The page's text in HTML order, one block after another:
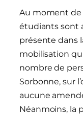
Au moment de
étudiants sont
présente dans
mobilisation
nombre de
Sorbonne, sur
aucune
Néanmoins, la